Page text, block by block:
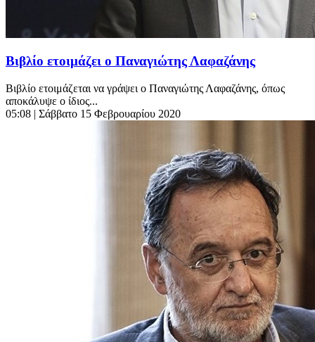
Βιβλίο ετοιμάζει ο Παναγιώτης Λαφαζάνης
Βιβλίο ετοιμάζεται να γράψει ο Παναγιώτης Λαφαζάνης, όπως
αποκάλυψε ο ίδιος...
05:08 | Σάββατο 15 Φεβρουαρίου 2020